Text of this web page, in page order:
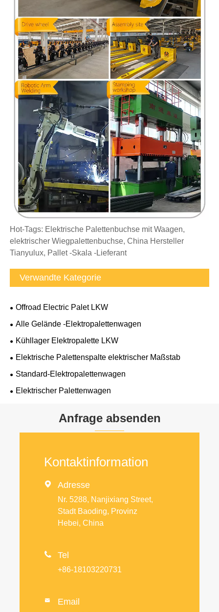
Hot-Tags: Elektrische Palettenbuchse mit Waagen,
elektrischer Wiegpalettenbuchse, China Hersteller
Tianyulux, Pallet -Skala -Lieferant
Verwandte Kategorie
Offroad Electric Palet LKW
Alle Gelände -Elektropalettenwagen
Kühllager Elektropalette LKW
Elektrische Palettenspalte elektrischer Maßstab
Standard-Elektropalettenwagen
Elektrischer Palettenwagen
Anfrage absenden
Kontaktinformation
 Adresse
Nr. 5288, Nanjixiang Street,
Stadt Baoding, Provinz
Hebei, China
 Tel
+86-18103220731
 Email